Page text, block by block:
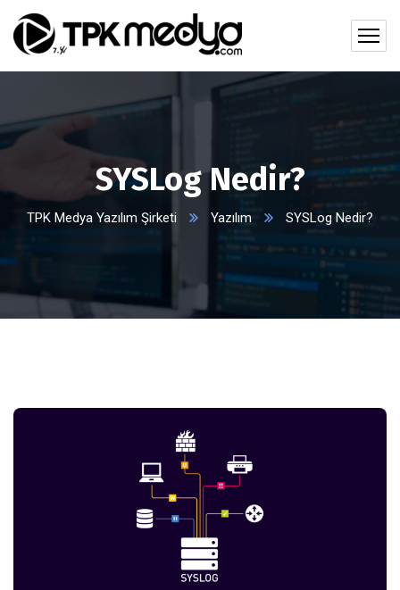
SYSLog Nedir?
TPK Medya Yazılım Şirketi Yazılım SYSLog Nedir?